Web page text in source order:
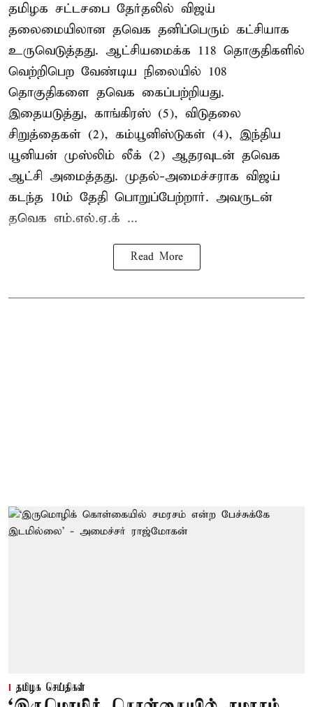
தமிழக சட்டசபை தேர்தலில் விஜய்
தலைமையிலான தவெக தனிப்பெரும் கட்சியாக
உருவெடுத்தது. ஆட்சியமைக்க 118 தொகுதிகளில்
வெற்றிபெற வேண்டிய நிலையில் 108
தொகுதிகளை தவெக கைப்பற்றியது.
இதையடுத்து, காங்கிரஸ் (5), விடுதலை
சிறுத்தைகள் (2), கம்யூனிஸ்டுகள் (4), இந்திய
யூனியன் முஸ்லிம் லீக் (2) ஆதரவுடன் தவெக
ஆட்சி அமைத்தது. முதல்-அமைச்சராக விஜய்
கடந்த 10ம் தேதி பொறுப்பேற்றார். அவருடன்
தவெக எம்.எல்.ஏ.க் ...
Read More
தமிழக செய்திகள்